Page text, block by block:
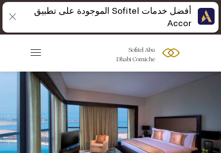
Sofitel Abu
Dhabi Corniche
أفضل خدمات Sofitel الموجودة على تطبيق
Accor